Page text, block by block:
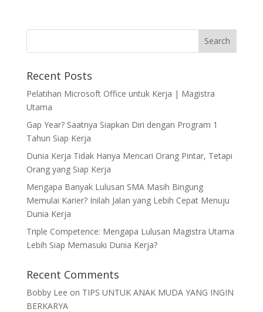
Recent Posts
Pelatihan Microsoft Office untuk Kerja | Magistra
Utama
Gap Year? Saatnya Siapkan Diri dengan Program 1
Tahun Siap Kerja
Dunia Kerja Tidak Hanya Mencari Orang Pintar, Tetapi
Orang yang Siap Kerja
Mengapa Banyak Lulusan SMA Masih Bingung
Memulai Karier? Inilah Jalan yang Lebih Cepat Menuju
Dunia Kerja
Triple Competence: Mengapa Lulusan Magistra Utama
Lebih Siap Memasuki Dunia Kerja?
Recent Comments
Bobby Lee on TIPS UNTUK ANAK MUDA YANG INGIN
BERKARYA